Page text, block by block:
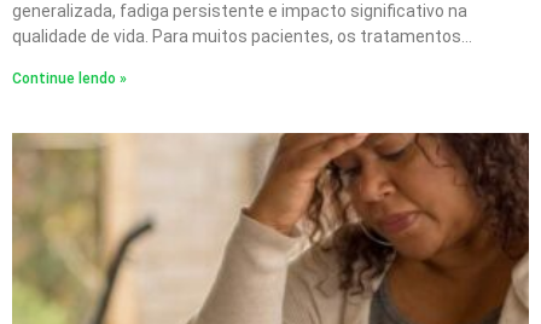
generalizada, fadiga persistente e impacto significativo na
qualidade de vida. Para muitos pacientes, os tratamentos…
Continue lendo »